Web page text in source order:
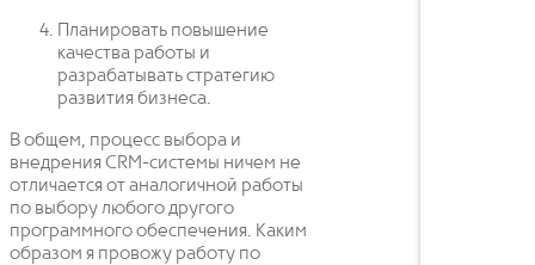
Планировать повышение
качества работы и
разрабатывать стратегию
развития бизнеса.
В общем, процесс выбора и
внедрения CRM-системы ничем не
отличается от аналогичной работы
по выбору любого другого
программного обеспечения. Каким
образом я провожу работу по